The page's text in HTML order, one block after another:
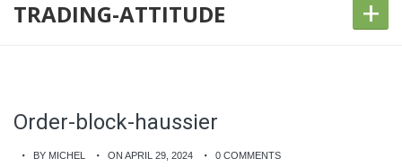
TRADING-ATTITUDE +
Order-block-haussier
BY MICHEL ON APRIL 29, 2024 0 COMMENTS